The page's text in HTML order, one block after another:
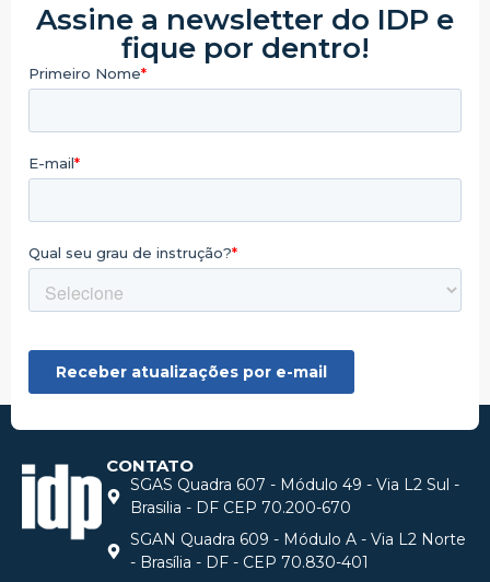
Assine a newsletter do IDP e
fique por dentro!
CONTATO
SGAS Quadra 607 - Módulo 49 - Via L2 Sul -
Brasilia - DF CEP 70.200-670
SGAN Quadra 609 - Módulo A - Via L2 Norte
- Brasília - DF - CEP 70.830-401